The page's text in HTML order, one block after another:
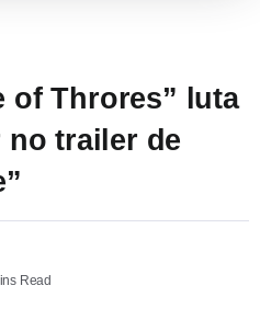
of Throres” luta
no trailer de
Read